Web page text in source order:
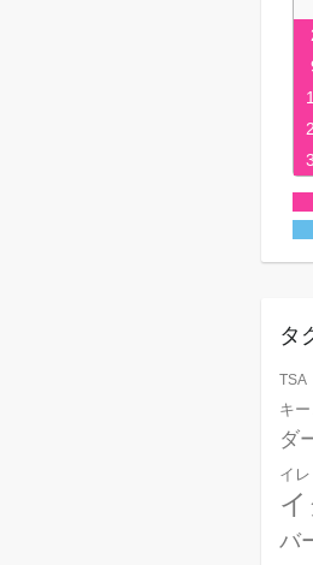
タ
TSA
キ
ダ
イレ
バ